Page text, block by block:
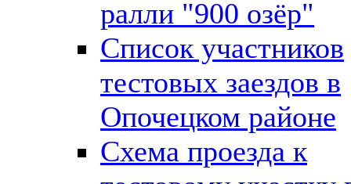
ралли "900 озёр"
Список участников
тестовых заездов в
Опочецком районе
Схема проезда к